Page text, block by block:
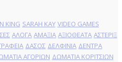
KING SARAH KAY VIDEO GAMES
ΑΛΟΓΑ ΑΜΑΞΙΑ ΑΞΙΟΘΕΑΤΑ ΑΣΤΕΡΙΞ
ΔΑΣΟΣ ΔΕΛΦΙΝΙΑ ΔΕΝΤΡΑ
ΑΓΟΡΙΩΝ ΔΩΜΑΤΙΑ ΚΟΡΙΤΣΙΩΝ